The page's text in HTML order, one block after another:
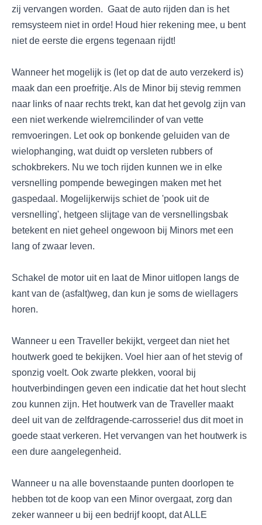
zij vervangen worden. Gaat de auto rijden dan is het
remsysteem niet in orde! Houd hier rekening mee, u bent
niet de eerste die ergens tegenaan rijdt!
Wanneer het mogelijk is (let op dat de auto verzekerd is)
maak dan een proefritje. Als de Minor bij stevig remmen
naar links of naar rechts trekt, kan dat het gevolg zijn van
een niet werkende wielremcilinder of van vette
remvoeringen. Let ook op bonkende geluiden van de
wielophanging, wat duidt op versleten rubbers of
schokbrekers. Nu we toch rijden kunnen we in elke
versnelling pompende bewegingen maken met het
gaspedaal. Mogelijkerwijs schiet de 'pook uit de
versnelling', hetgeen slijtage van de versnellingsbak
betekent en niet geheel ongewoon bij Minors met een
lang of zwaar leven.
Schakel de motor uit en laat de Minor uitlopen langs de
kant van de (asfalt)weg, dan kun je soms de wiellagers
horen.
Wanneer u een Traveller bekijkt, vergeet dan niet het
houtwerk goed te bekijken. Voel hier aan of het stevig of
sponzig voelt. Ook zwarte plekken, vooral bij
houtverbindingen geven een indicatie dat het hout slecht
zou kunnen zijn. Het houtwerk van de Traveller maakt
deel uit van de zelfdragende-carrosserie! dus dit moet in
goede staat verkeren. Het vervangen van het houtwerk is
een dure aangelegenheid.
Wanneer u na alle bovenstaande punten doorlopen te
hebben tot de koop van een Minor overgaat, zorg dan
zeker wanneer u bij een bedrijf koopt, dat ALLE